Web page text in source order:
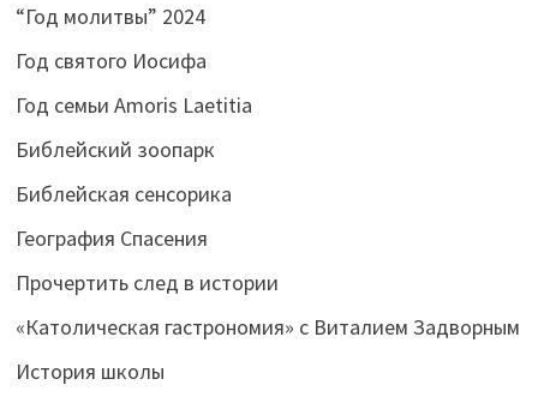
“Год молитвы” 2024
Год святого Иосифа
Год семьи Amoris Laetitia
Библейский зоопарк
Библейская сенсорика
География Спасения
Прочертить след в истории
«Католическая гастрономия» с Виталием Задворным
История школы